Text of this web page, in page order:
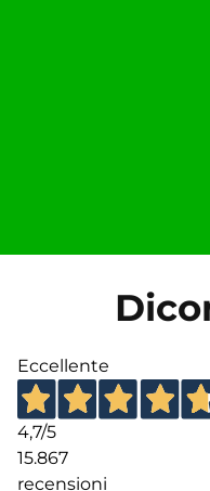
Eccellente
4,7/5
15.867
recensioni